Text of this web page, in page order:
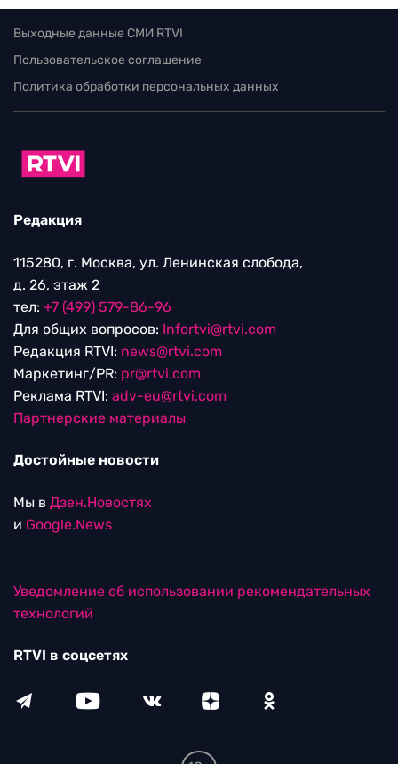
Выходные данные СМИ RTVI
Пользовательское соглашение
Политика обработки персональных данных
Редакция
115280, г. Москва, ул. Ленинская слобода,
д. 26, этаж 2
тел: +7 (499) 579-86-96
Для общих вопросов: Infortvi@rtvi.com
Редакция RTVI: news@rtvi.com
Маркетинг/PR: pr@rtvi.com
Реклама RTVI: adv-eu@rtvi.com
Партнерские материалы
Достойные новости
Мы в Дзен.Новостях
и Google.News
Уведомление об использовании рекомендательных
технологий
RTVI в соцсетях